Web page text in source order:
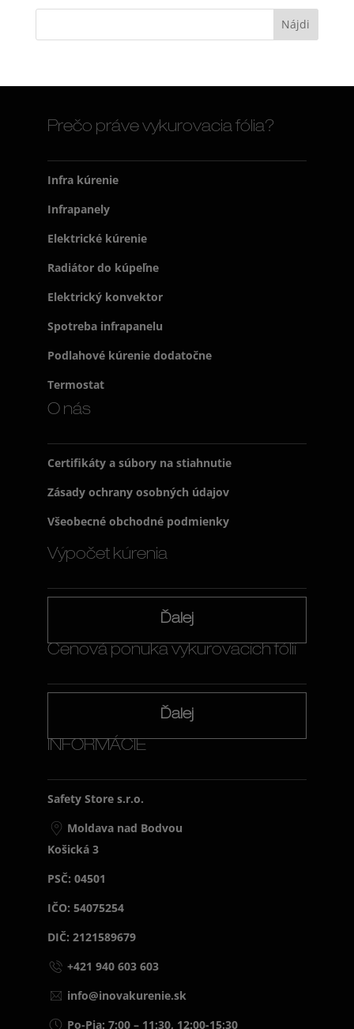
Prečo práve vykurovacia fólia?
Infra kúrenie
Infrapanely
Elektrické kúrenie
Radiátor do kúpeľne
Elektrický konvektor
Spotreba infrapanelu
Podlahové kúrenie dodatočne
Termostat
O nás
Certifikáty a súbory na stiahnutie
Zásady ochrany osobných údajov
Všeobecné obchodné podmienky
Výpočet kúrenia
Ďalej
Cenová ponuka vykurovacích fólií
Ďalej
INFORMÁCIE
Safety Store s.r.o.
Moldava nad Bodvou
Košická 3
PSČ: 04501
IČO: 54075254
DIČ: 2121589679
+421 940 603 603
info@inovakurenie.sk
Po-Pia: 7:00 – 11:30, 12:00-15:30